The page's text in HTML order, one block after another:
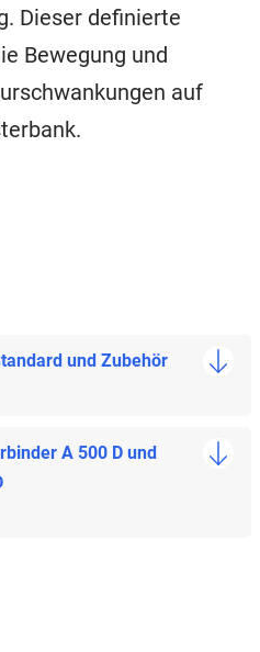
Dieser definierte
Bewegung und
auf
und Zubehör
A 500 D und